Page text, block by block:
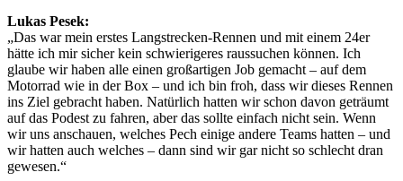
Lukas Pesek:
„Das war mein erstes Langstrecken-Rennen und mit einem 24er
hätte ich mir sicher kein schwierigeres raussuchen können. Ich
glaube wir haben alle einen großartigen Job gemacht – auf dem
Motorrad wie in der Box – und ich bin froh, dass wir dieses Rennen
ins Ziel gebracht haben. Natürlich hatten wir schon davon geträumt
auf das Podest zu fahren, aber das sollte einfach nicht sein. Wenn
wir uns anschauen, welches Pech einige andere Teams hatten – und
wir hatten auch welches – dann sind wir gar nicht so schlecht dran
gewesen.“